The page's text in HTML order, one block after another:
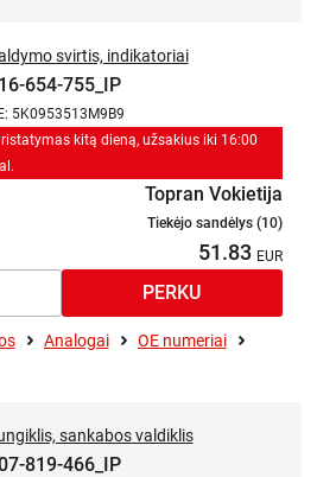
kitą dieną, užsakius iki 16:00
svirtis, indikatoriai
654-755_IP
5K0953513M9B9
Topran Vokietija
Tiekėjo sandėlys (10)
51.83
Analogai
OE numeriai
sankabos valdiklis
819-466_IP